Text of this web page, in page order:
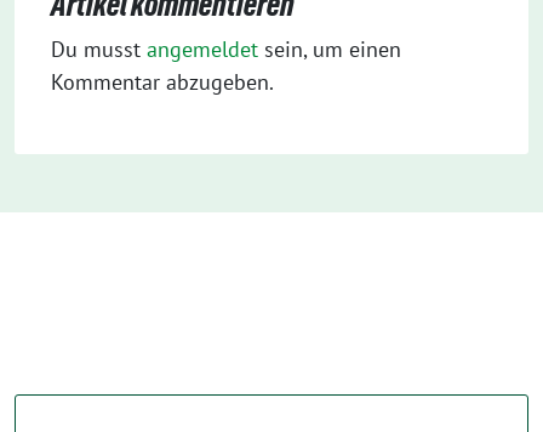
Du musst angemeldet sein, um einen
Kommentar abzugeben.